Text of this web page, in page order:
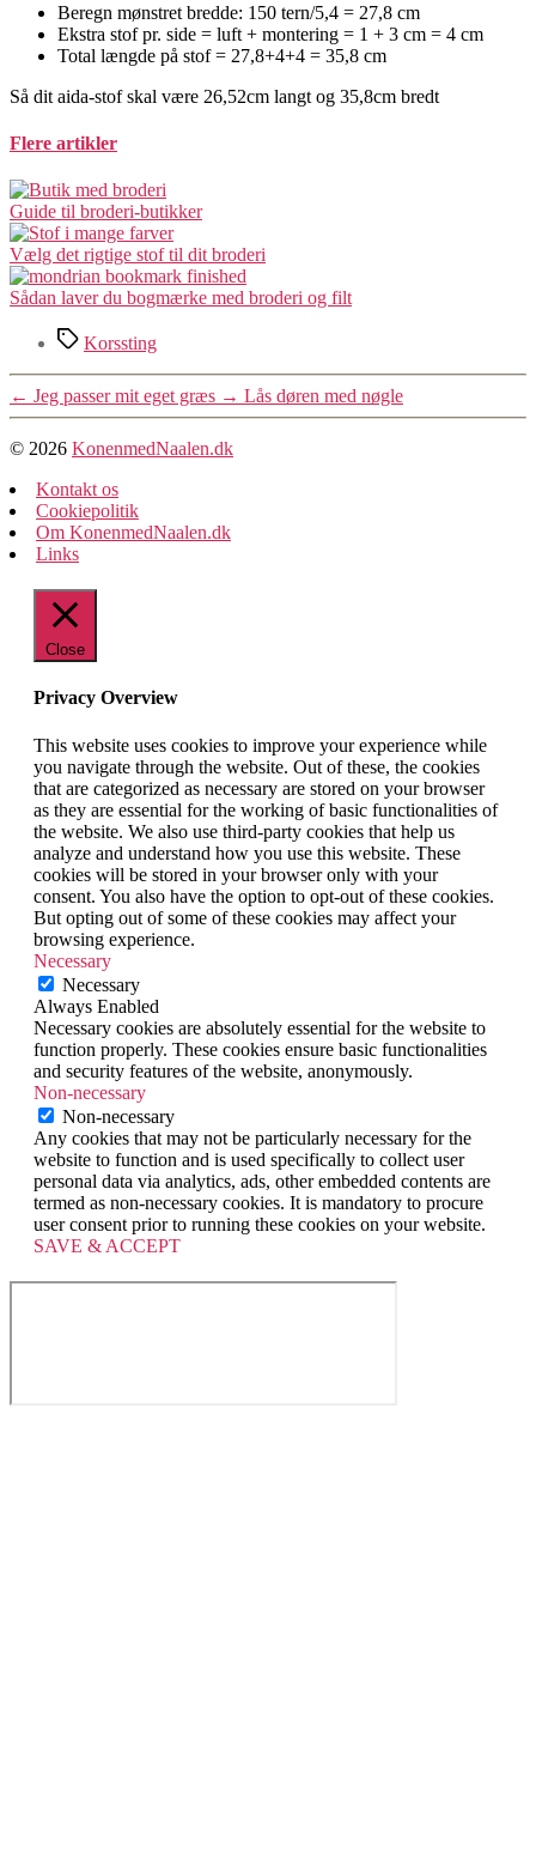
Beregn mønstret bredde: 150 tern/5,4 = 27,8 cm
Ekstra stof pr. side = luft + montering = 1 + 3 cm = 4 cm
Total længde på stof = 27,8+4+4 = 35,8 cm
Så dit aida-stof skal være 26,52cm langt og 35,8cm bredt
Flere artikler
Guide til broderi-butikker
Vælg det rigtige stof til dit broderi
Sådan laver du bogmærke med broderi og filt
TagsKorssting
← Jeg passer mit eget græs → Lås døren med nøgle
© 2026 KonenmedNaalen.dk
Kontakt os
Cookiepolitik
Om KonenmedNaalen.dk
Links
Close
Privacy Overview
This website uses cookies to improve your experience while
you navigate through the website. Out of these, the cookies
that are categorized as necessary are stored on your browser
as they are essential for the working of basic functionalities of
the website. We also use third-party cookies that help us
analyze and understand how you use this website. These
cookies will be stored in your browser only with your
consent. You also have the option to opt-out of these cookies.
But opting out of some of these cookies may affect your
browsing experience.
Necessary
Necessary
Always Enabled
Necessary cookies are absolutely essential for the website to
function properly. These cookies ensure basic functionalities
and security features of the website, anonymously.
Non-necessary
Non-necessary
Any cookies that may not be particularly necessary for the
website to function and is used specifically to collect user
personal data via analytics, ads, other embedded contents are
termed as non-necessary cookies. It is mandatory to procure
user consent prior to running these cookies on your website.
SAVE & ACCEPT